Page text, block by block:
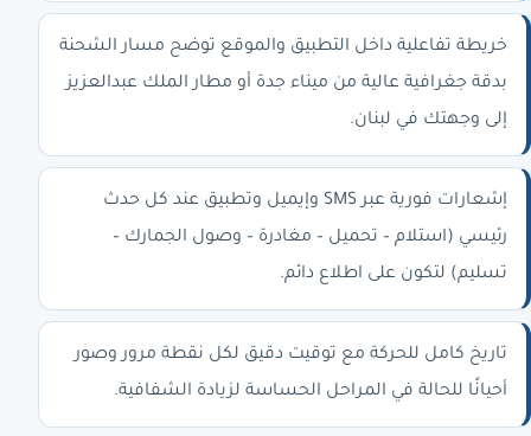
خريطة تفاعلية داخل التطبيق والموقع توضح مسار الشحنة
بدقة جغرافية عالية من ميناء جدة أو مطار الملك عبدالعزيز
إلى وجهتك في لبنان.
إشعارات فورية عبر SMS وإيميل وتطبيق عند كل حدث
رئيسي (استلام – تحميل – مغادرة – وصول الجمارك –
تسليم) لتكون على اطلاع دائم.
تاريخ كامل للحركة مع توقيت دقيق لكل نقطة مرور وصور
أحيانًا للحالة في المراحل الحساسة لزيادة الشفافية.